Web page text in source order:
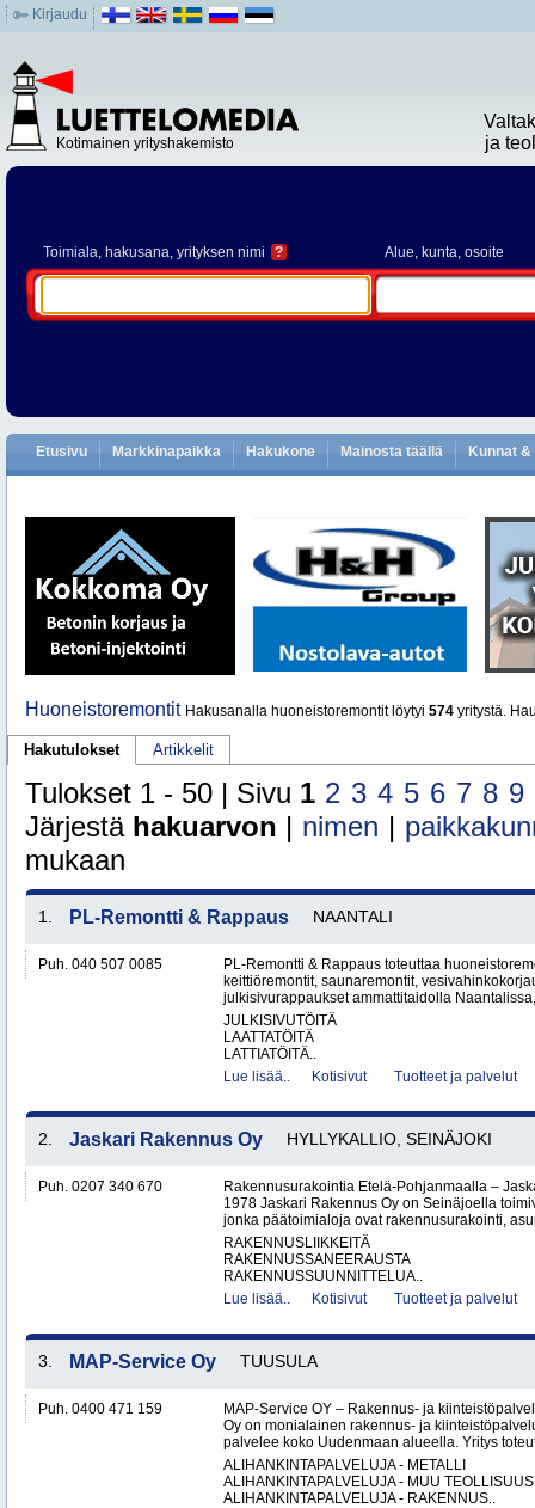
Kirjaudu
Kotimainen yrityshakemisto
ja
Toimiala, hakusana, yrityksen nimi ? Alue, kunta, osoite
Etusivu Markkinapaikka Hakukone Mainosta täällä Kunnat
Huoneistoremontit Hakusanalla huoneistoremontit löytyi 574 yritystä.
Hakutulokset Artikkelit
Tulokset 1 - 50 | Sivu 1 2 3 4 5 6 7 8 9
Järjestä hakuarvon | nimen |
mukaan
1. PL-Remontti & Rappaus NAANTALI
Puh. 040 507 0085
PL-Remontti & Rappaus toteuttaa
keittiöremontit, saunaremontit,
julkisivurappaukset ammattitaidolla
JULKISIVUTÖITÄ
LAATTATÖITÄ
LATTIATÖITÄ..
Lue lisää..
Kotisivut Tuotteet ja palvelut
2. Jaskari Rakennus Oy HYLLYKALLIO, SEINÄJOKI
Puh. 0207 340 670
Rakennusurakointia Etelä-Pohjanmaalla –
1978 Jaskari Rakennus Oy on Seinäjoella
jonka päätoimialoja ovat rakennusurakointi,
RAKENNUSLIIKKEITÄ
RAKENNUSSANEERAUSTA
RAKENNUSSUUNNITTELUA..
Lue lisää..
Kotisivut Tuotteet ja palvelut
3. MAP-Service Oy TUUSULA
Puh. 0400 471 159
MAP-Service OY – Rakennus- ja
Oy on monialainen rakennus- ja
palvelee koko Uudenmaan alueella. Yritys
ALIHANKINTAPALVELUJA - METALLI
ALIHANKINTAPALVELUJA - MUU TEOLLISUUS
ALIHANKINTAPALVELUJA - RAKENNUS..